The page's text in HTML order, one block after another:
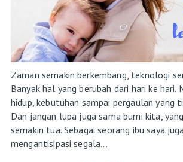
Zaman semakin berkembang, teknologi
Banyak hal yang berubah dari hari ke hari.
hidup, kebutuhan sampai pergaulan yang
Dan jangan lupa juga sama bumi kita,
semakin tua. Sebagai seorang ibu saya
mengantisipasi segala...